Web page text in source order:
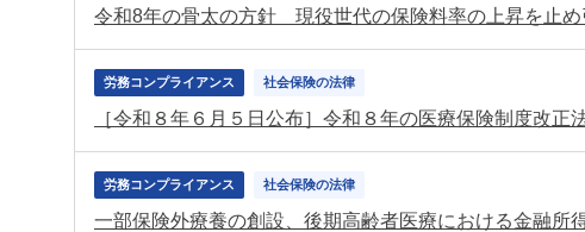
令和8年の骨太の方針 現役世代の保険料率の上昇を止
労務コンプライアンス 社会保険の法律
［令和８年６月５日公布］令和８年の医療保険制度改正
労務コンプライアンス 社会保険の法律